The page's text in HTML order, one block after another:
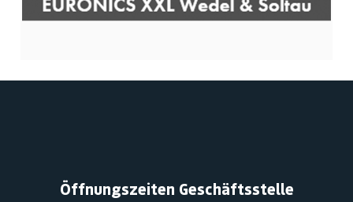
Öffnungszeiten Geschäftsstelle